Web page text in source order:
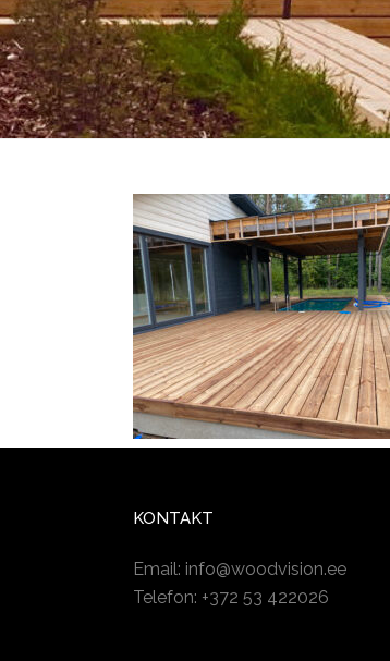
KONTAKT
Email: info@woodvision.ee
Telefon: +372 53 422026